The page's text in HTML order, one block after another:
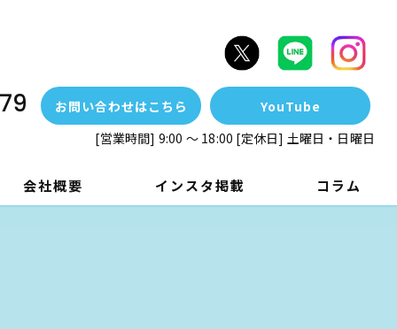
お問い合わせはこちら
YouTube
[営業時間] 9:00 ～ 18:00 [定休日] 土曜日・日曜日
会社概要 インスタ掲載 コラム